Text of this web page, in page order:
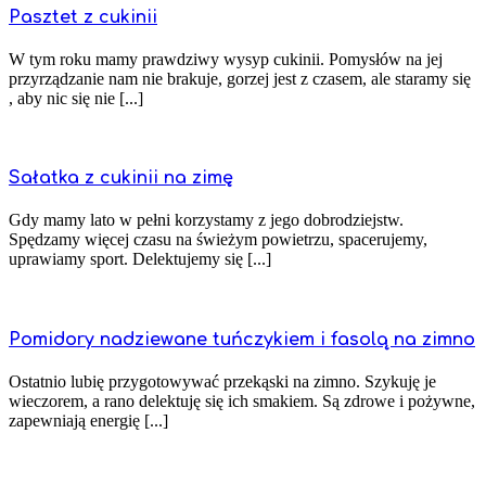
Pasztet z cukinii
W tym roku mamy prawdziwy wysyp cukinii. Pomysłów na jej
przyrządzanie nam nie brakuje, gorzej jest z czasem, ale staramy się
, aby nic się nie [...]
Sałatka z cukinii na zimę
Gdy mamy lato w pełni korzystamy z jego dobrodziejstw.
Spędzamy więcej czasu na świeżym powietrzu, spacerujemy,
uprawiamy sport. Delektujemy się [...]
Pomidory nadziewane tuńczykiem i fasolą na zimno
Ostatnio lubię przygotowywać przekąski na zimno. Szykuję je
wieczorem, a rano delektuję się ich smakiem. Są zdrowe i pożywne,
zapewniają energię [...]